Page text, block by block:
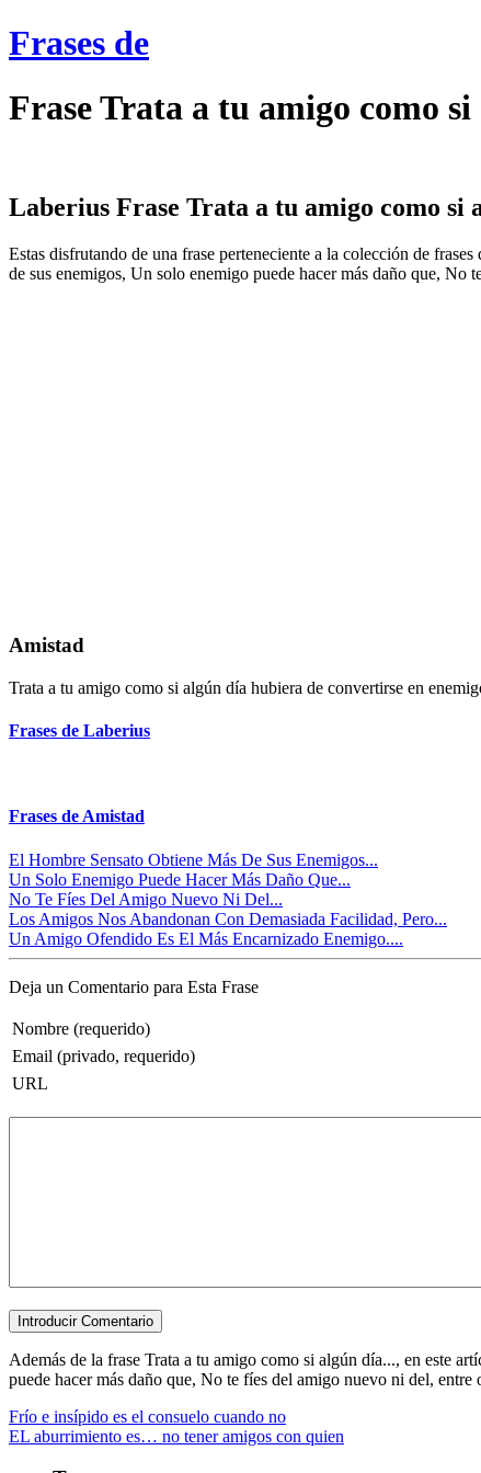
Frases de
Frase Trata a tu amigo como
Laberius Frase Trata a tu amigo como si
Estas disfrutando de una frase perteneciente a la colección de
de sus enemigos, Un solo enemigo puede hacer más daño que, No
Amistad
Trata a tu amigo como si algún día hubiera de convertirse en
Frases de Laberius
Frases de Amistad
El Hombre Sensato Obtiene Más De Sus Enemigos...
Un Solo Enemigo Puede Hacer Más Daño Que...
No Te Fíes Del Amigo Nuevo Ni Del...
Los Amigos Nos Abandonan Con Demasiada Facilidad, Pero...
Un Amigo Ofendido Es El Más Encarnizado Enemigo....
Deja un Comentario para Esta Frase
Nombre (requerido)
Email (privado, requerido)
URL
Además de la frase Trata a tu amigo como si algún día..., en este
puede hacer más daño que, No te fíes del amigo nuevo ni del, entre
Frío e insípido es el consuelo cuando no
EL aburrimiento es… no tener amigos con quien